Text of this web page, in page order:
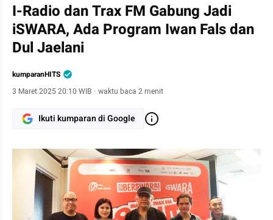
I-Radio dan Trax FM Gabung Jadi
iSWARA, Ada Program Iwan Fals dan
Dul Jaelani
kumparanHITS
3 Maret 2025 20:10 WIB · waktu baca 2 menit
Ikuti kumparan di Google